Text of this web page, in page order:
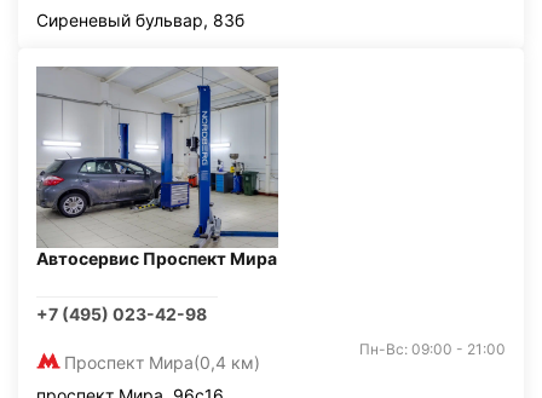
Сиреневый бульвар, 83б
Автосервис Проспект Мира
+7 (495) 023-42-98
Проспект Мира(0,4 км)
Пн-Вс: 09:00 - 21:00